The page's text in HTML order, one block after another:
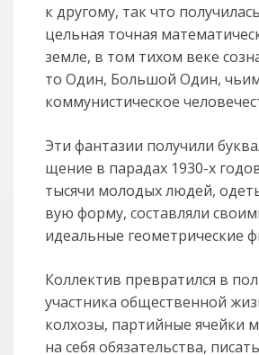
к другому, так что
цельная точная
земле, в том тихом веке
то Один, Большой Один,
ком­му­нистическое
Эти фантазии получили
щение в парадах 1930-х
тысячи молодых людей,
вую форму, составляли
идеальные геометрические
Коллектив превратился в
участника общественной
колхозы, партийные ячейки
на себя обязательства,